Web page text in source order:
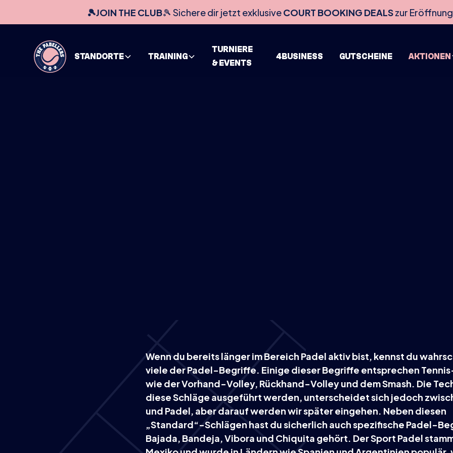
🎾JOIN THE CLUB🎾 Sichere dir jetzt exklusiveCOURT BOOKING DEALSzur
STANDORTE TRAINING
TURNIERE
& EVENTS
4BUSINESS GUTSCHEINE AKTIONEN
Wenn du bereits länger im Bereich Padel aktiv bist, kennst du
viele der Padel-Begriffe. Einige dieser Begriffe entsprechen
wie der Vorhand-Volley, Rückhand-Volley und dem Smash. Die
diese Schläge ausgeführt werden, unterscheidet sich jedoch
und Padel, aber darauf werden wir später eingehen. Neben diesen
„Standard“-Schlägen hast du sicherlich auch spezifische Padel-
Bajada, Bandeja, Vibora und Chiquita gehört. Der Sport Padel